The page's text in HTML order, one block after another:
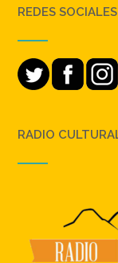
REDES SOCIALES
RADIO